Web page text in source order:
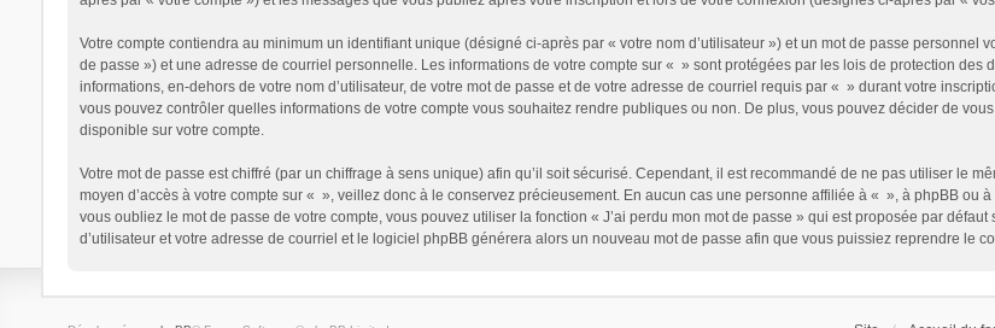
Votre compte contiendra au minimum un identifiant unique (désigné ci-après par « votre nom d’utilisateur ») et un mot de passe personnel
de passe ») et une adresse de courriel personnelle. Les informations de votre compte sur « » sont protégées par les lois de protection
informations, en-dehors de votre nom d’utilisateur, de votre mot de passe et de votre adresse de courriel requis par « » durant votre
vous pouvez contrôler quelles informations de votre compte vous souhaitez rendre publiques ou non. De plus, vous pouvez décider de
disponible sur votre compte.
Votre mot de passe est chiffré (par un chiffrage à sens unique) afin qu’il soit sécurisé. Cependant, il est recommandé de ne pas utiliser le
moyen d’accès à votre compte sur « », veillez donc à le conservez précieusement. En aucun cas une personne affiliée à « », à phpBB ou
vous oubliez le mot de passe de votre compte, vous pouvez utiliser la fonction « J’ai perdu mon mot de passe » qui est proposée par
d’utilisateur et votre adresse de courriel et le logiciel phpBB générera alors un nouveau mot de passe afin que vous puissiez reprendre le